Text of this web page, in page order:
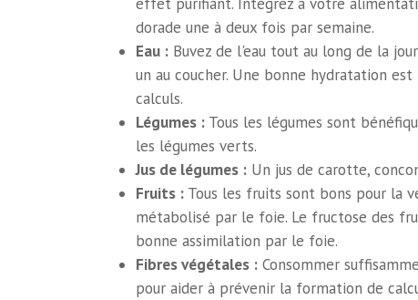
dorade une à deux fois par semaine.
Eau :Buvez de l'eau tout au long de la
un au coucher. Une bonne hydratation
calculs.
Légumes :Tous les légumes sont
les légumes verts.
Jus de légumes :Un jus de carotte,
Fruits :Tous les fruits sont bons pour la
métabolisé par le foie. Le fructose des
bonne assimilation par le foie.
Fibres végétales :Consommer
pour aider à prévenir la formation de